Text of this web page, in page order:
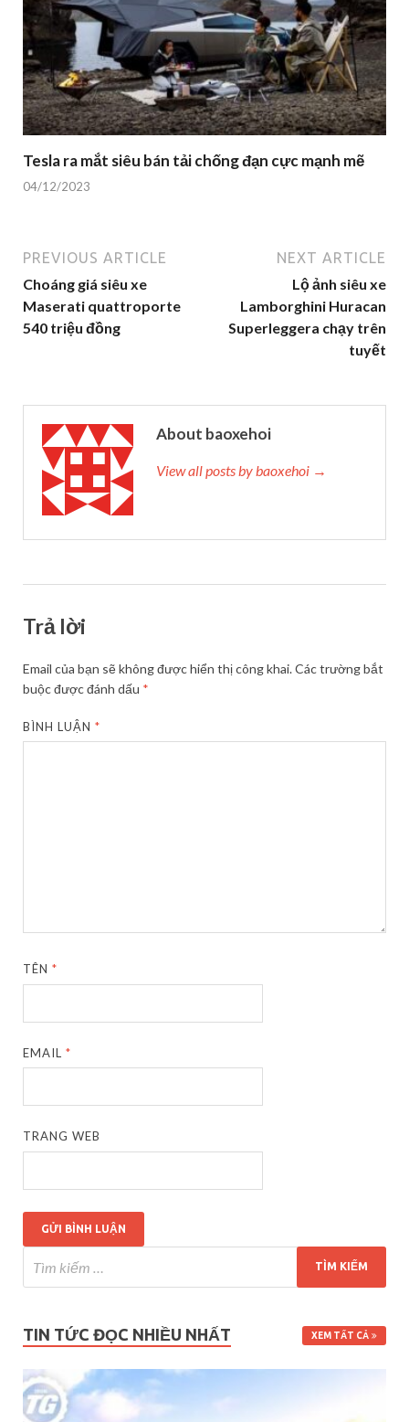
Tesla ra mắt siêu bán tải chống đạn cực mạnh mẽ
04/12/2023
PREVIOUS ARTICLE
Choáng giá siêu xe
Maserati quattroporte
540 triệu đồng
NEXT ARTICLE
Lộ ảnh siêu xe
Lamborghini Huracan
Superleggera chạy trên
tuyết
About baoxehoi
View all posts by baoxehoi →
Trả lời
Email của bạn sẽ không được hiển thị công khai.Các trường bắt
buộc được đánh dấu *
BÌNH LUẬN*
TÊN*
EMAIL*
TRANG WEB
TIN TỨC ĐỌC NHIỀU NHẤT XEM TẤT CẢ